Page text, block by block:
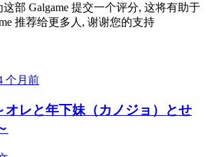
这部 Galgame 提交一个评分, 这将有助于
推荐给更多人, 谢谢您的支持
个月前
レと年下妹（カノジョ）とせ